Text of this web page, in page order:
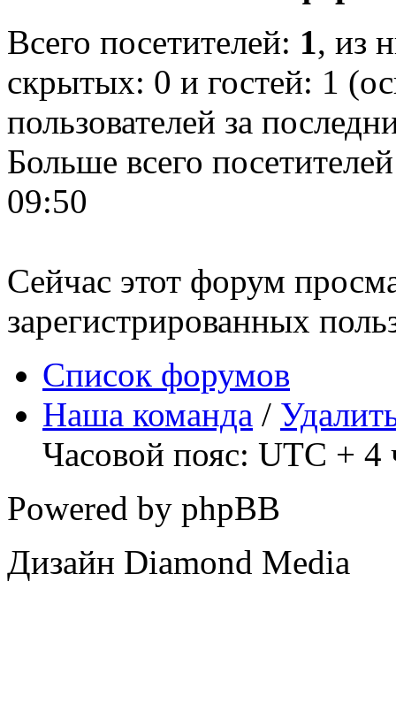
Всего посетителей: 1, из
скрытых: 0 и гостей: 1
пользователей за
Больше всего
09:50
Сейчас этот форум
зарегистрированных
Список форумов
Наша команда /
Часовой пояс: UTC + 4
Powered by phpBB
Дизайн Diamond Media